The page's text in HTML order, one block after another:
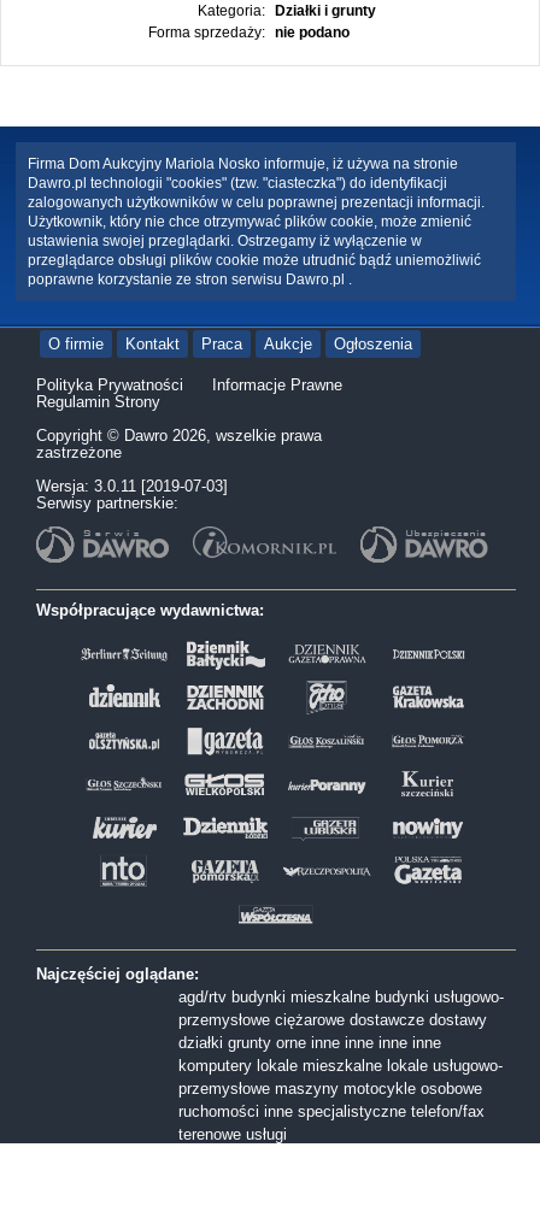
Kategoria:
Działki i grunty
Forma sprzedaży:
nie podano
Firma Dom Aukcyjny Mariola Nosko informuje, iż używa na stronie
Dawro.pl technologii "cookies" (tzw. "ciasteczka") do identyfikacji
zalogowanych użytkowników w celu poprawnej prezentacji informacji.
Użytkownik, który nie chce otrzymywać plików cookie, może zmienić
ustawienia swojej przeglądarki. Ostrzegamy iż wyłączenie w
przeglądarce obsługi plików cookie może utrudnić bądź uniemożliwić
poprawne korzystanie ze stron serwisu Dawro.pl .
O firmie Kontakt Praca Aukcje Ogłoszenia
Polityka Prywatności
Informacje Prawne
Regulamin Strony
Copyright © Dawro 2026, wszelkie prawa
zastrzeżone
Wersja: 3.0.11 [2019-07-03]
Serwisy partnerskie:
Współpracujące wydawnictwa:
Najczęściej oglądane:
agd/rtv budynki mieszkalne budynki usługowo-
przemysłowe ciężarowe dostawcze dostawy
działki grunty orne inne inne inne inne
komputery lokale mieszkalne lokale usługowo-
przemysłowe maszyny motocykle osobowe
ruchomości inne specjalistyczne telefon/fax
terenowe usługi